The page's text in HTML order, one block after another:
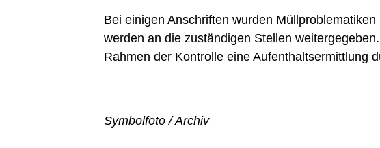
Bei einigen Anschriften wurden
werden an die zuständigen Stellen
Rahmen der Kontrolle eine Aufenthaltsermittlung
Symbolfoto / Archiv